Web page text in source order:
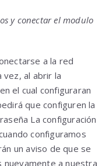
y conectar el modulo
a la red
vez, al abrir la
el cual configuraran
que configuren la
La configuración
configuramos
un aviso de que se
nuevamente a nuestra